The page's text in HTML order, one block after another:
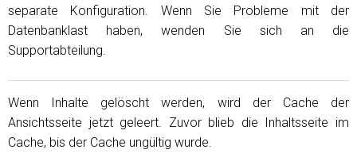
separate Konfiguration. Wenn Sie Probleme mit der
Datenbanklast haben, wenden Sie sich an die
Supportabteilung.
Wenn Inhalte gelöscht werden, wird der Cache der
Ansichtsseite jetzt geleert. Zuvor blieb die Inhaltsseite im
Cache, bis der Cache ungültig wurde.